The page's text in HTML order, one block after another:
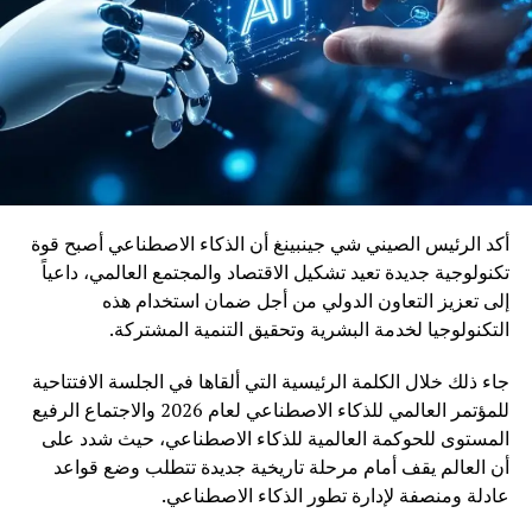
وربط مختلف جهات المملكة
أكد الرئيس الصيني شي جينبينغ أن الذكاء الاصطناعي أصبح قوة
تكنولوجية جديدة تعيد تشكيل الاقتصاد والمجتمع العالمي، داعياً
إلى تعزيز التعاون الدولي من أجل ضمان استخدام هذه
التكنولوجيا لخدمة البشرية وتحقيق التنمية المشتركة.
جاء ذلك خلال الكلمة الرئيسية التي ألقاها في الجلسة الافتتاحية
للمؤتمر العالمي للذكاء الاصطناعي لعام 2026 والاجتماع الرفيع
المستوى للحوكمة العالمية للذكاء الاصطناعي، حيث شدد على
أن العالم يقف أمام مرحلة تاريخية جديدة تتطلب وضع قواعد
عادلة ومنصفة لإدارة تطور الذكاء الاصطناعي.